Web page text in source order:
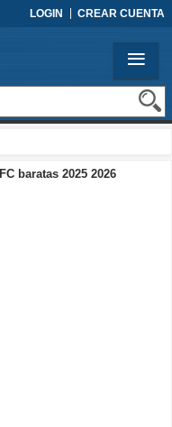
LOGIN CREAR CUENTA
baratas 2025 2026